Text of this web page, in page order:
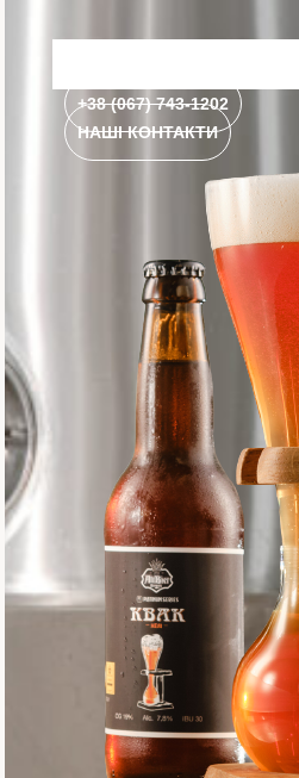
+38 (067) 743-1202
НАШІ КОНТАКТИ